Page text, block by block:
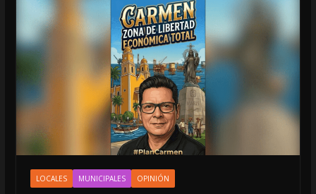
LOCALES MUNICIPALES OPINIÓN